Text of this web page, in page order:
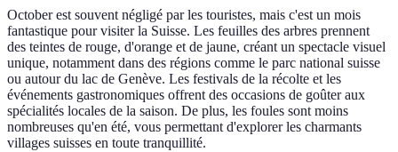
October est souvent négligé par les touristes, mais c'est un mois
fantastique pour visiter la Suisse. Les feuilles des arbres prennent
des teintes de rouge, d'orange et de jaune, créant un spectacle visuel
unique, notamment dans des régions comme le parc national suisse
ou autour du lac de Genève. Les festivals de la récolte et les
événements gastronomiques offrent des occasions de goûter aux
spécialités locales de la saison. De plus, les foules sont moins
nombreuses qu'en été, vous permettant d'explorer les charmants
villages suisses en toute tranquillité.